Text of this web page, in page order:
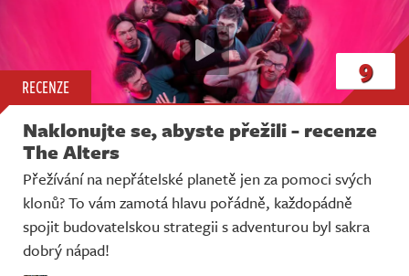
RECENZE 9
Naklonujte se, abyste přežili - recenze
The Alters
Přežívání na nepřátelské planetě jen za pomoci svých
klonů? To vám zamotá hlavu pořádně, každopádně
spojit budovatelskou strategii s adventurou byl sakra
dobrý nápad!